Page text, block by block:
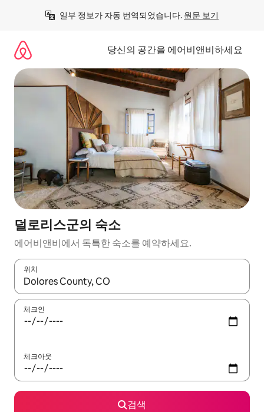
일부 정보가 자동 번역되었습니다. 원문 보기
당신의 공간을 에어비앤비하세요
덜로리스군의 숙소
에어비앤비에서 독특한 숙소를 예약하세요.
위치
결과가 나오면 위·아래 화살표 키를 사용하거나 터치 또는 스와이
체크인
체크아웃
검색